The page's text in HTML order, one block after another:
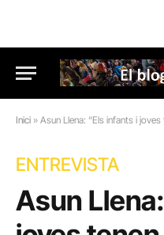
Inici » Asun Llena: “Els infants i joves
ENTREVISTA
Asun